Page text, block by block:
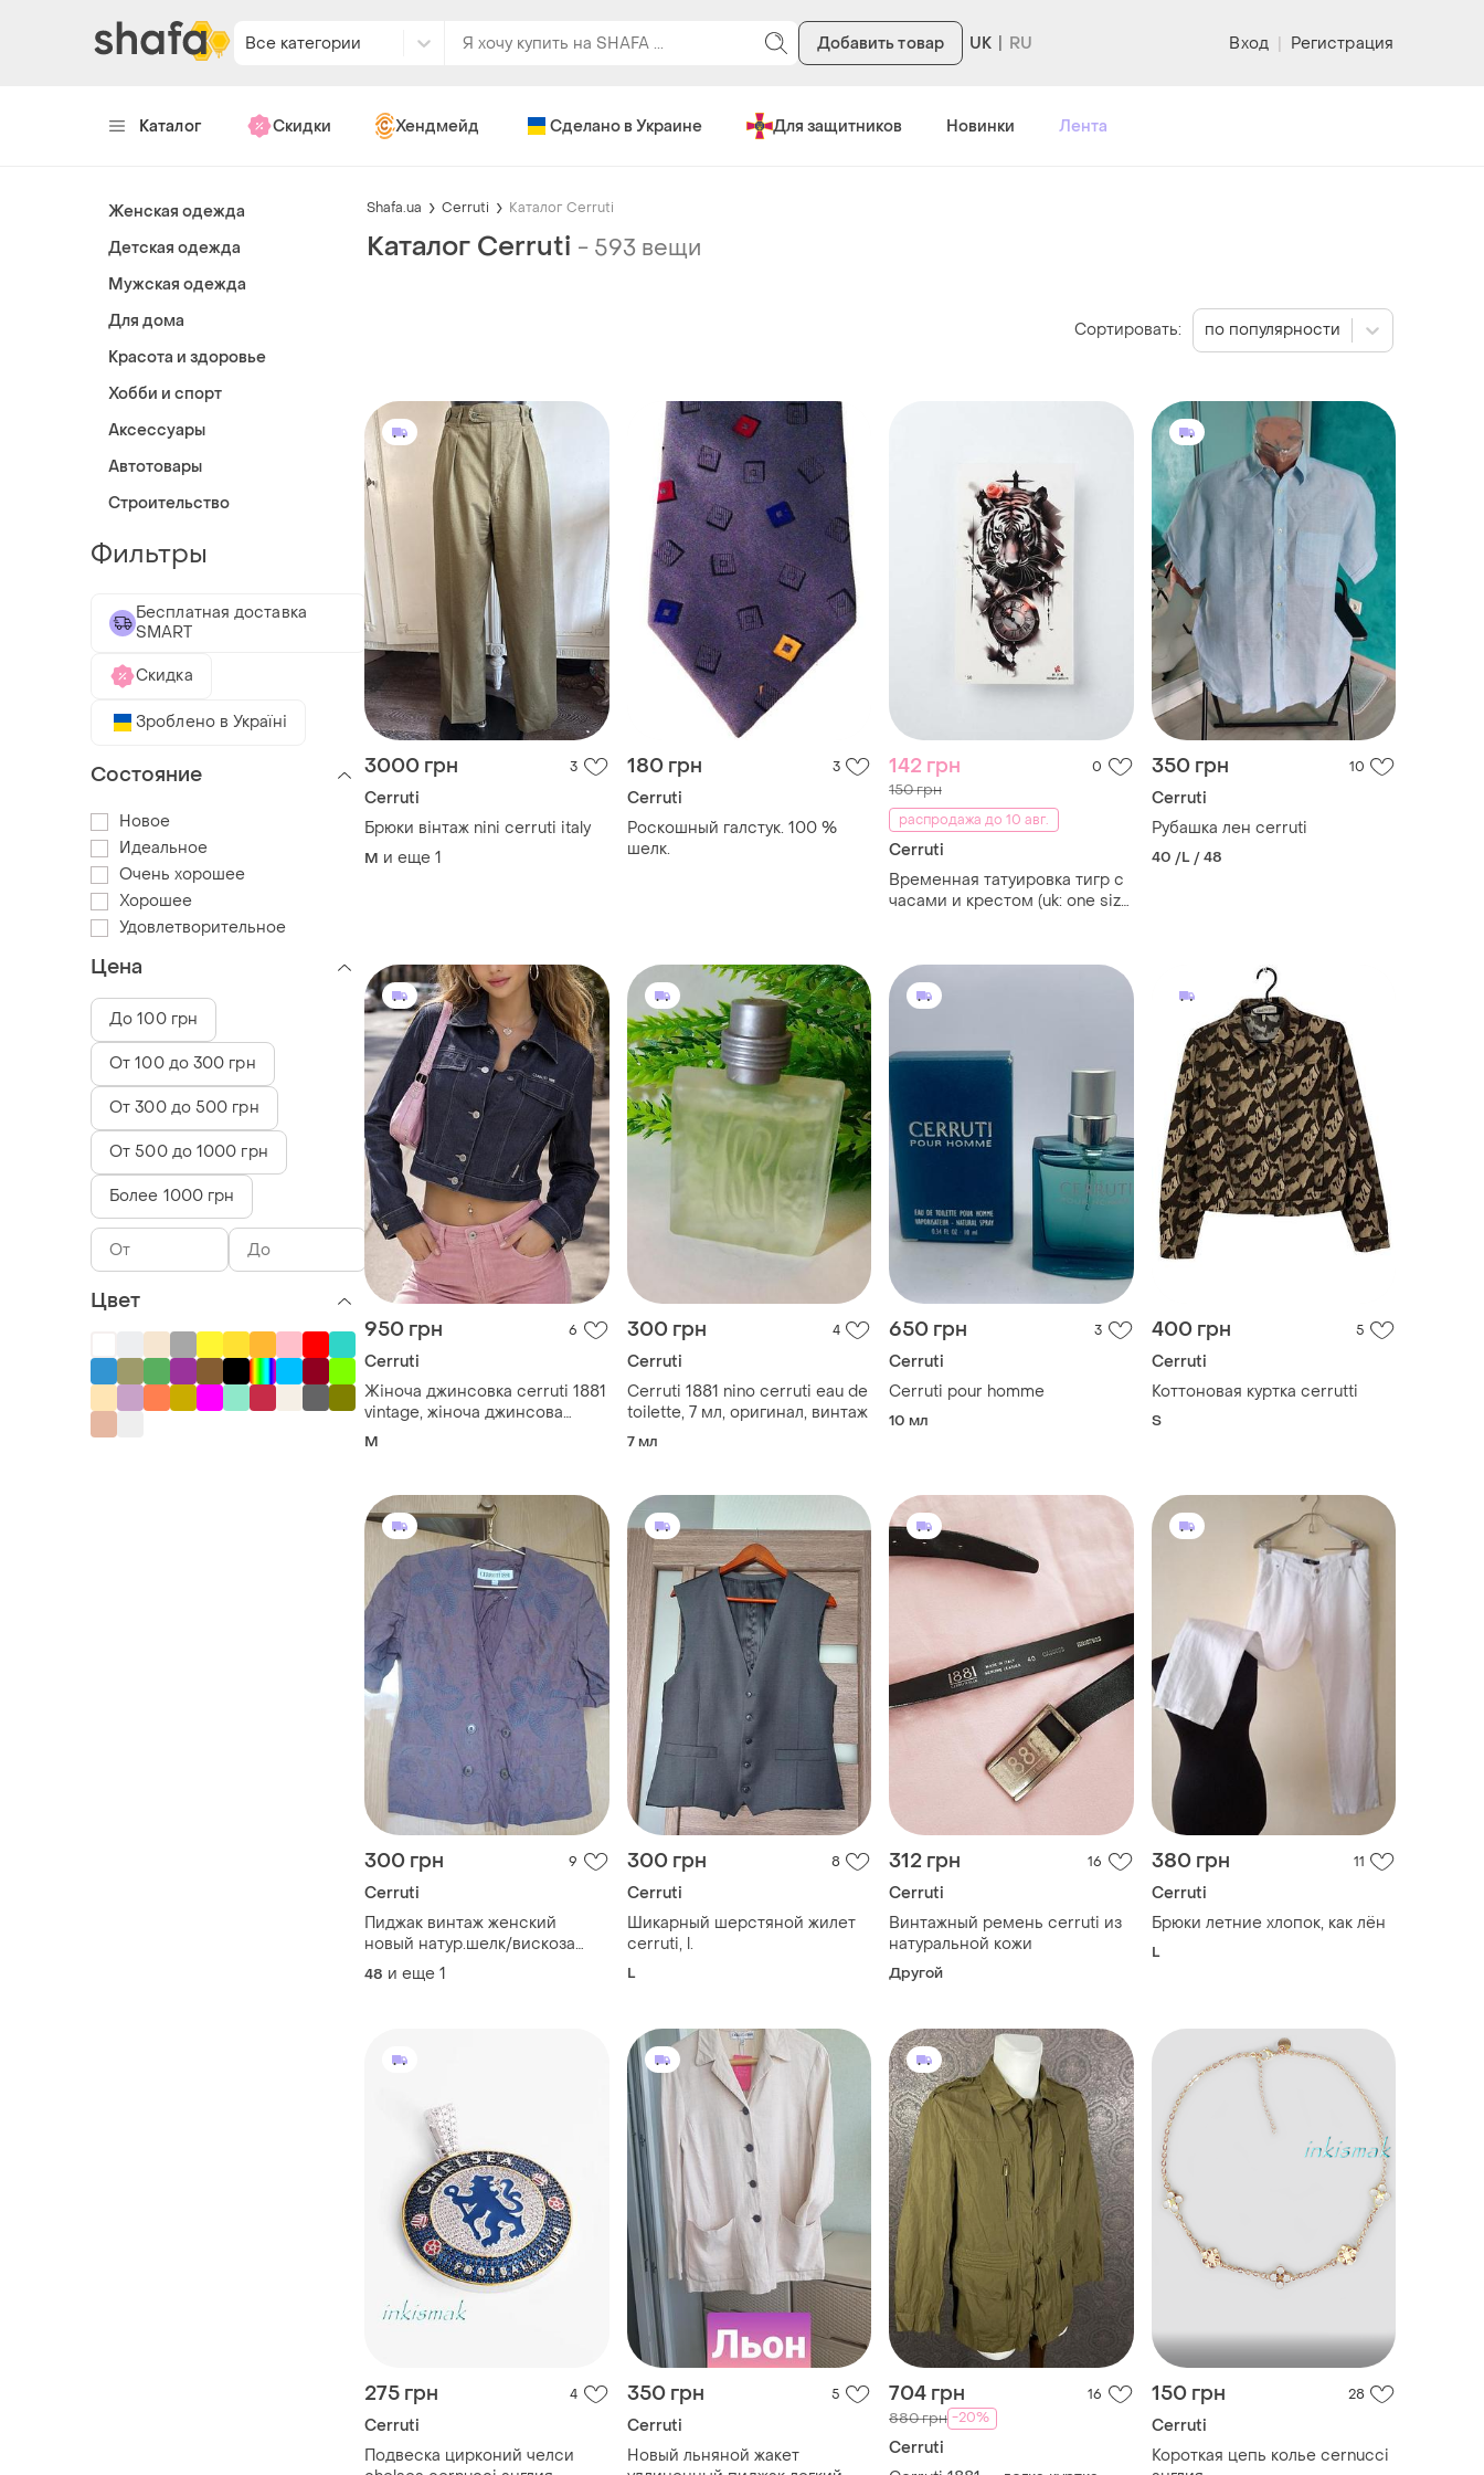
Все категории Добавить товар UK Вход | Регистрация
Каталог Скидки Хендмейд Сделано в Украине Для защитников Новинки Лента
Shafa.ua Cerruti Каталог Cerruti
Каталог Cerruti - 593 вещи
3000 грн 3
Cerruti
Брюки вінтаж nini cerruti italy
M и еще 1
180 грн 3
Cerruti
Роскошный галстук. 100 %
шелк.
142 грн 0
150 грн
распродажа до 10 авг.
Cerruti
Временная татуировка тигр с
часами и крестом (uk: one size
350 грн 10
Cerruti
Рубашка лен cerruti
40 /L / 48
950 грн 6
Cerruti
Жіноча джинсовка cerruti 1881
vintage, жіноча джинсова
куртка
M
300 грн 4
Cerruti
Cerruti 1881 nino cerruti eau de
toilette, 7 мл, оригинал, винтаж
7 мл
650 грн 3
Cerruti
Cerruti pour homme
10 мл
400 грн 5
Cerruti
Коттоновая куртка cerrutti
S
300 грн 9
Cerruti
Пиджак винтаж женский
новый натур.шелк/вискоза
р.48-50 cerruti 1881
48 и еще 1
300 грн 8
Cerruti
Шикарный шерстяной жилет
cerruti, l.
L
312 грн 16
Cerruti
Винтажный ремень cerruti из
натуральной кожи
Другой
380 грн 11
Cerruti
Брюки летние хлопок, как лён
L
275 грн 4
Cerruti
Подвеска цирконий челси
350 грн 5
Cerruti
Новый льняной жакет
704 грн 16
880 грн -20%
Cerruti
150 грн 28
Cerruti
Короткая цепь колье cernucci
Сортировать: по популярности
Женская одежда
Детская одежда
Мужская одежда
Для дома
Красота и здоровье
Хобби и спорт
Аксессуары
Автотовары
Строительство
Фильтры
Бесплатная доставка
SMART
Скидка
Зроблено в Україні
Состояние
Новое
Идеальное
Очень хорошее
Хорошее
Удовлетворительное
Цена
До 100 грн
От 100 до 300 грн
От 300 до 500 грн
От 500 до 1000 грн
Более 1000 грн
Цвет